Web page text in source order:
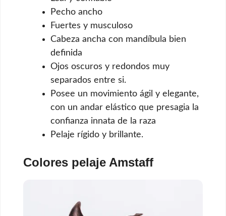
Pecho ancho
Fuertes y musculoso
Cabeza ancha con mandíbula bien
definida
Ojos oscuros y redondos muy
separados entre si.
Posee un movimiento ágil y elegante,
con un andar elástico que presagia la
confianza innata de la raza
Pelaje rígido y brillante.
Colores pelaje Amstaff